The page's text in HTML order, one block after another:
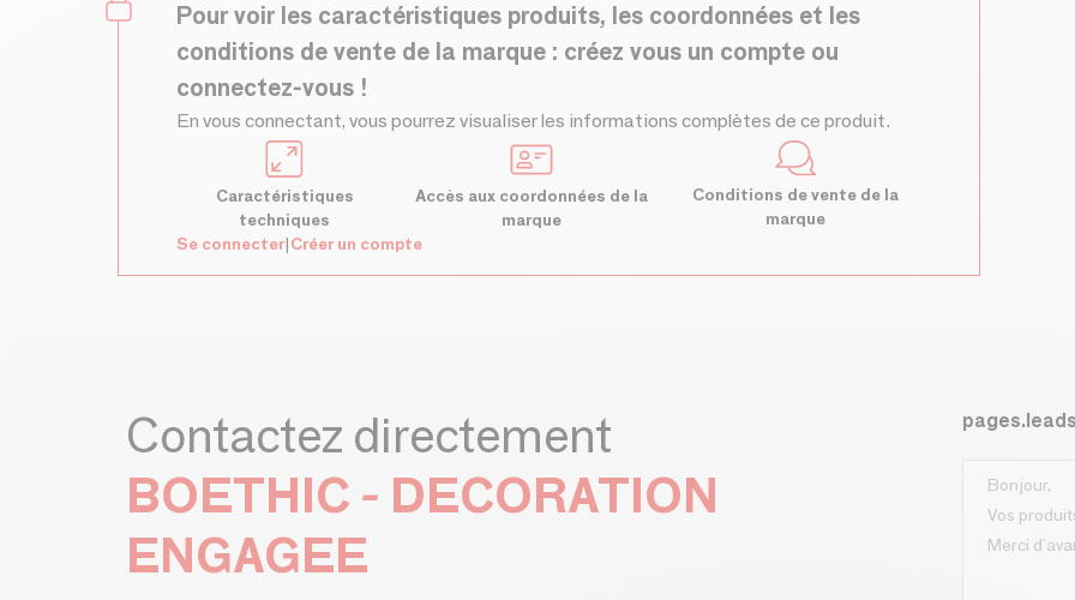
Pour voir les caractéristiques produits, les coordonnées et les
conditions de vente de la marque : créez vous un compte ou
connectez-vous !
En vous connectant, vous pourrez visualiser les informations complètes de ce produit.
Caractéristiques
techniques
Accès aux coordonnées de la
marque
Conditions de vente de la
marque
Se connecter|Créer un compte
Contactez directement
BOETHIC - DECORATION
ENGAGEE